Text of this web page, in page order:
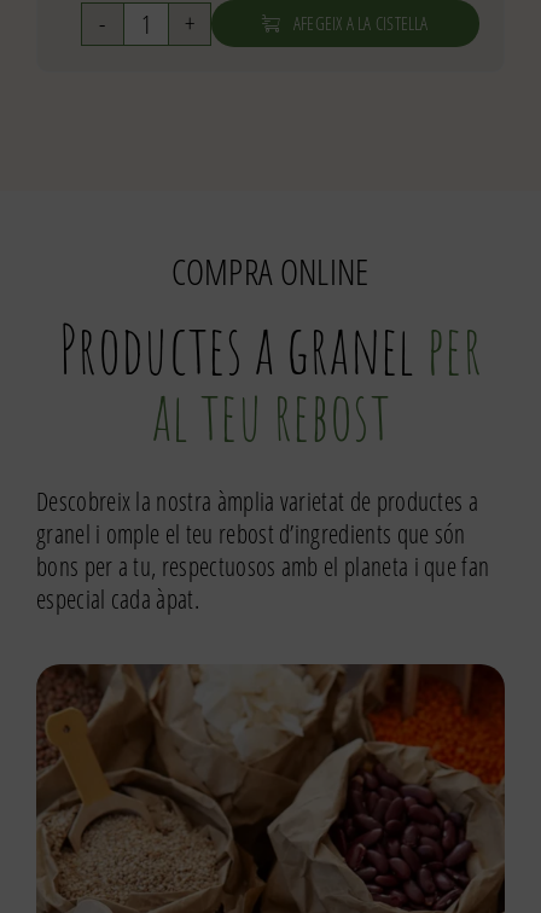
quantitat
AFEGEIX A LA CISTELLA
COMPRA ONLINE
Productes a granel per
al teu rebost
Descobreix la nostra àmplia varietat de productes a
granel i omple el teu rebost d’ingredients que són
bons per a tu, respectuosos amb el planeta i que fan
especial cada àpat.